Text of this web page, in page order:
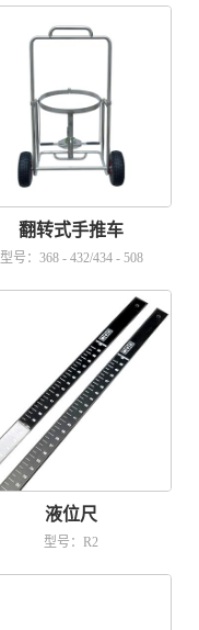
翻转式手推车
型号：368 - 432/434 - 508
液位尺
型号：R2